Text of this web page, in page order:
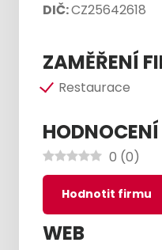
DIČ:CZ25642618
ZAMĚŘENÍ
Restaurace
HODNOCENÍ
0 (0)
Hodnotit firmu
WEB